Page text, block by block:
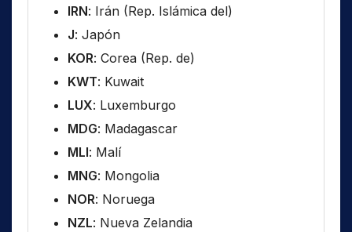
IRN: Irán (Rep. Islámica del)
J: Japón
KOR: Corea (Rep. de)
KWT: Kuwait
LUX: Luxemburgo
MDG: Madagascar
MLI: Malí
MNG: Mongolia
NOR: Noruega
NZL: Nueva Zelandia